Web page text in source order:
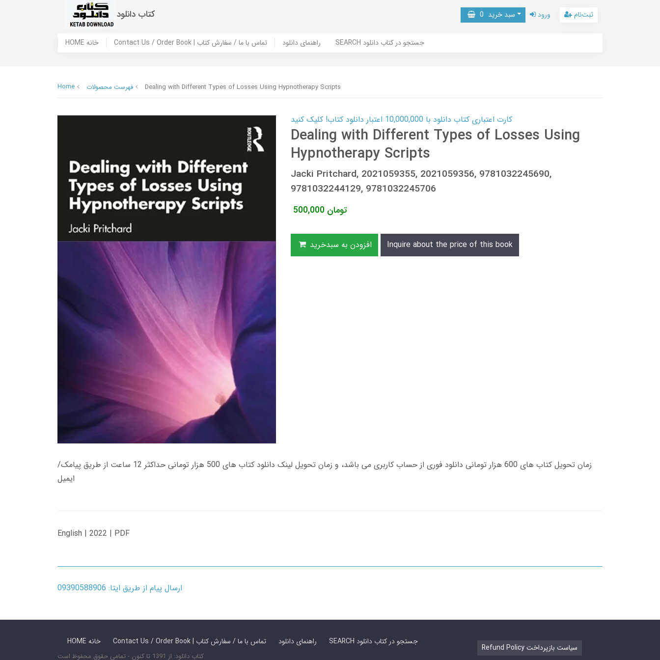
کتاب دانلود سبد خرید 0 ورود ثبت‌نام
HOME خانه Contact Us / Order Book | تماس با ما / سفارش کتاب راهنمای دانلود SEARCH جستجو در کتاب دانلود
Home فهرست محصولات Dealing with Different Types of Losses Using Hypnotherapy Scripts
کارت اعتباری کتاب دانلود با 10,000,000 اعتبار دانلود کتاب! کلیک کنید
Dealing with Different Types of Losses Using
Hypnotherapy Scripts
Jacki Pritchard, 2021059355, 2021059356, 9781032245690,
9781032244129, 9781032245706
500,000 تومان
افزودن به سبدخرید Inquire about the price of this book
زمان تحویل کتاب های 600 هزار تومانی دانلود فوری از حساب کاربری می باشد، و زمان تحویل لینک دانلود کتاب های 500 هزار تومانی حداکثر 12 ساعت از طریق پیامک/
ایمیل
English | 2022 | PDF
ارسال پیام از طریق ایتا: 09390588906
HOME خانه Contact Us / Order Book | تماس با ما / سفارش کتاب راهنمای دانلود SEARCH جستجو در کتاب دانلود
کتاب دانلود: از 1391 تا کنون - تمامی حقوق محفوظ است
Refund Policy سیاست بازپرداخت